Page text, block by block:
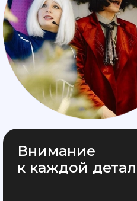
Внимание
к каждой